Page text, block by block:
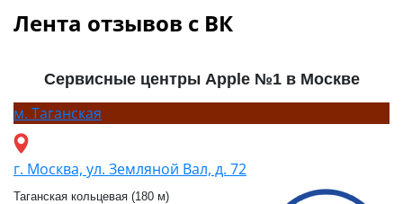
Лента отзывов с ВК
Сервисные центры Apple №1 в Москве
м. Таганская
г. Москва, ул. Земляной Вал, д. 72
Таганская кольцевая (180 м)